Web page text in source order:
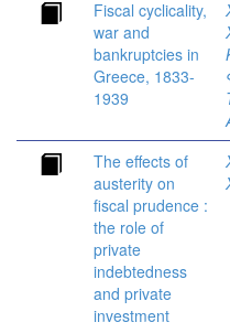
Fiscal cyclicality,
war and
bankruptcies in
Greece, 1833-
1939
The effects of
austerity on
fiscal prudence :
the role of
private
indebtedness
and private
investment